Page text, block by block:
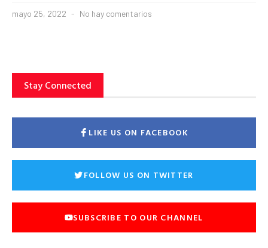
mayo 25, 2022 No hay comentarios
Stay Connected
LIKE US ON FACEBOOK
FOLLOW US ON TWITTER
SUBSCRIBE TO OUR CHANNEL